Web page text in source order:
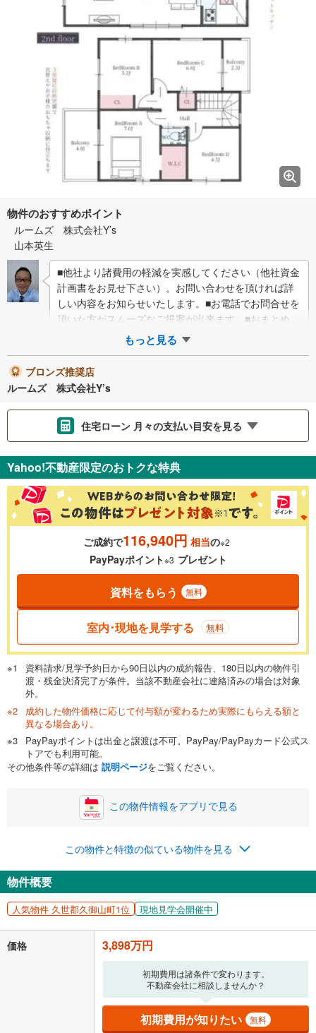
物件のおすすめポイント
ルームズ 株式会社Y’s
山本英生
■他社より諸費用の軽減を実感してください（他社資金
計画書をお見せ下さい）。お問い合わせを頂ければ詳
しい内容をお知らせいたします。■お電話でお問合せを
頂いた方がスムーズなご提案が出来ます。■おまとめロ
ーン（消費者金融系・車のローン・…
もっと見る
ブロンズ推奨店
ルームズ 株式会社Y’s
住宅ローン 月々の支払い目安を見る
金利 ％
0.01%
一般的には最長35年まで借り入れ可能です。多くの金融機関
が完済時の年齢は80歳までを条件としています。
閉じる
頭金 万円
0万円 3,898万円
自己資金から住宅購入にかけられる金額を入力してくださ
い。一般的には物件価格の2割までが目安です。
閉じる
ボーナス
万円
0円
ナス時の増額分（1回分）を入力してください。
ボーナス払いの限度額は金融機関によって異なります。
閉じる
月々の返済額
る値は、実際の金融機関等における貸出金利とは何ら関係がなく、実際
の金融機関等における貸出金利を何ら保証するものではありません。返
済方法「元利均等返済」にて算出しております。入力された金利を35年
適用した場合の計算結果を表示しています。
その他月額費用や、初期費用がかかります。ご注意ください。実際にお
借り入れの際は各金融機関等に、必ずご自身でご確認をお願いいたしま
Yahoo!不動産限定のおトクな特典
ご成約で116,940円 相当の※2
PayPayポイント※3 プレゼント
資料をもらう 無料
室内･現地を見学する 無料
資料請求/見学予約日から90日以内の成約報告、180日以内の物件引
渡・残金決済完了が条件。当該不動産会社に連絡済みの場合は対象
外。
成約した物件価格に応じて付与額が変わるため実際にもらえる額と
異なる場合あり。
PayPayポイントは出金と譲渡は不可。PayPay/PayPayカード公式ス
トアでも利用可能。
その他条件等の詳細は 説明ページをご覧ください。
この物件情報をアプリで見る
この物件と特徴の似ている物件を見る
物件概要
人気物件 久世郡久御山町1位 現地見学会開催中
価格 3,898万円
初期費用は諸条件で変わります。
不動産会社に相談しませんか？
初期費用が知りたい 無料